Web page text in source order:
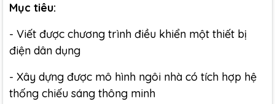
Mục tiêu:
- Viết được chương trình điều khiển một thiết bị
điện dân dụng
- Xây dựng được mô hình ngôi nhà có tích hợp hệ
thống chiếu sáng thông minh